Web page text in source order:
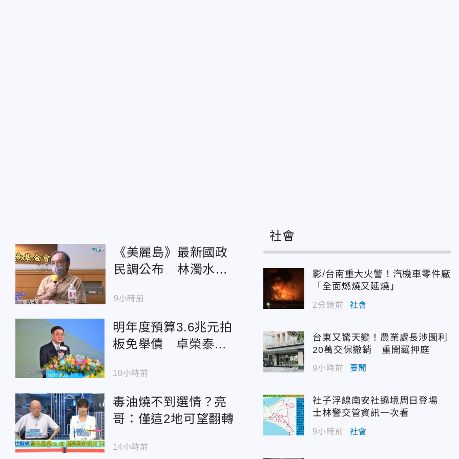
《美麗島》最新國政
民調公布 林濁水解
輸家
9小時前
明年度預算3.6兆元拍
板免舉債 卓榮泰喊
舊混審
10小時前
毒油燒不到選情？亮
哥：僅這2地可望翻轉
14小時前
社會
影/台南重大火警！汽機車零件廠
「全面燃燒又延燒」
2分鐘前 社會
台東又驚天變！農業處長涉圖利
20萬交保撤銷 重開羈押庭
9小時前 要聞
社子浮線南安社遶境周日登場
士林警交管資訊一次看
9小時前 社會